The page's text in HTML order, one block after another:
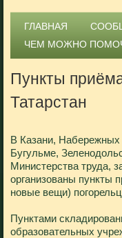
ГЛАВНАЯ
ЧЕМ МОЖНО
Пункты
Татарстан
В Казани, Набережных
Бугульме,
Министерства труда,
организованы пункты
новые вещи)
Пунктами
образовательных